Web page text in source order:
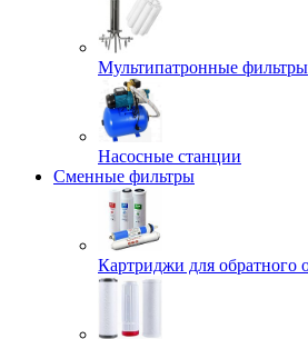
Мультипатронные фильтры
Насосные станции
Сменные фильтры
Картриджи для обратного